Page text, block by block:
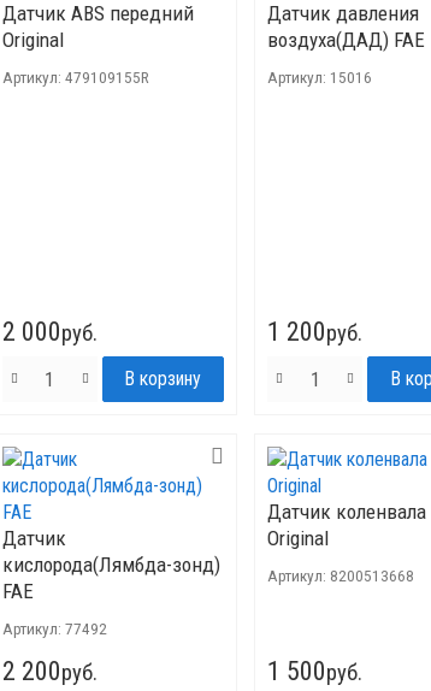
Датчик ABS передний
Original
Артикул: 479109155R
2 000руб.
Датчик давления
воздуха(ДАД) FAE
Артикул: 15016
1 200руб.
Датчик
кислорода(Лямбда-зонд)
FAE
Артикул: 77492
2 200руб.
Датчик коленвала
Original
Артикул: 8200513668
1 500руб.